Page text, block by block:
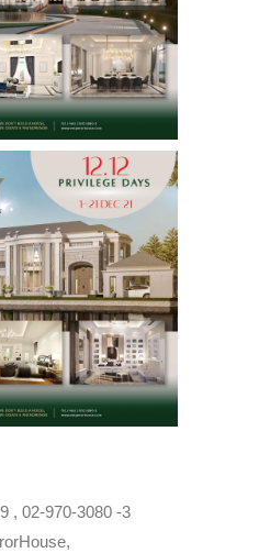
, 02-970-3080 -3